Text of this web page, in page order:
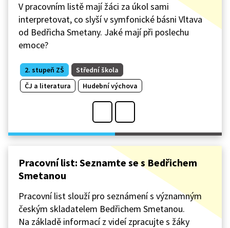
V pracovním listě mají žáci za úkol sami
interpretovat, co slyší v symfonické básni Vltava
od Bedřicha Smetany. Jaké mají při poslechu
emoce?
2. stupeň ZŠ
Střední škola
ČJ a literatura
Hudební výchova
Pracovní list: Seznamte se s Bedřichem
Smetanou
Pracovní list slouží pro seznámení s významným
českým skladatelem Bedřichem Smetanou.
Na základě informací z videí zpracujte s žáky